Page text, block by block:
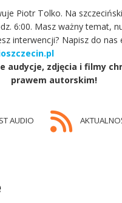
Piotr Tolko. Na
6:00. Masz ważny temat,
interwencji? Napisz do nas
audycje, zdjęcia i filmy
prawem autorskim!
AUDIO